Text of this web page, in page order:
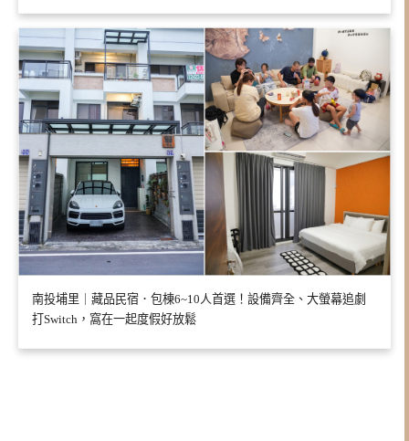
南投埔里｜藏品民宿．包棟6~10人首選！設備齊全、大螢幕追劇
打Switch，窩在一起度假好放鬆